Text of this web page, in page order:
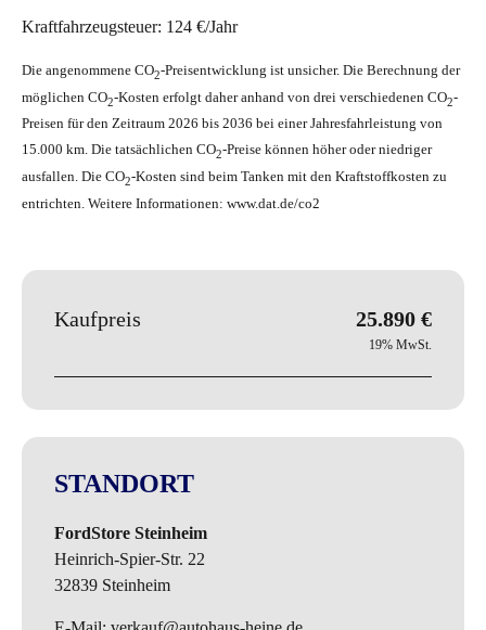
Kraftfahrzeugsteuer: 124 €/Jahr
Die angenommene CO2-Preisentwicklung ist unsicher. Die Berechnung der
möglichen CO2-Kosten erfolgt daher anhand von drei verschiedenen CO2-
Preisen für den Zeitraum 2026 bis 2036 bei einer Jahresfahrleistung von
15.000 km. Die tatsächlichen CO2-Preise können höher oder niedriger
ausfallen. Die CO2-Kosten sind beim Tanken mit den Kraftstoffkosten zu
entrichten. Weitere Informationen: www.dat.de/co2
Kaufpreis 25.890 €
19% MwSt.
STANDORT
FordStore Steinheim
Heinrich-Spier-Str. 22
32839 Steinheim